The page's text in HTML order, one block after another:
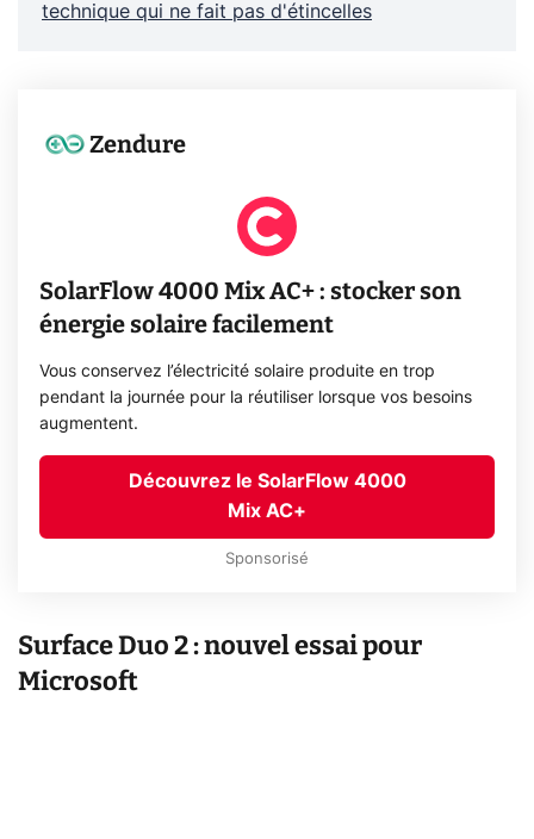
technique qui ne fait pas d'étincelles
Zendure
SolarFlow 4000 Mix AC+ : stocker son
énergie solaire facilement
Vous conservez l’électricité solaire produite en trop
pendant la journée pour la réutiliser lorsque vos besoins
augmentent.
Découvrez le SolarFlow 4000
Mix AC+
Sponsorisé
Surface Duo 2 : nouvel essai pour
Microsoft